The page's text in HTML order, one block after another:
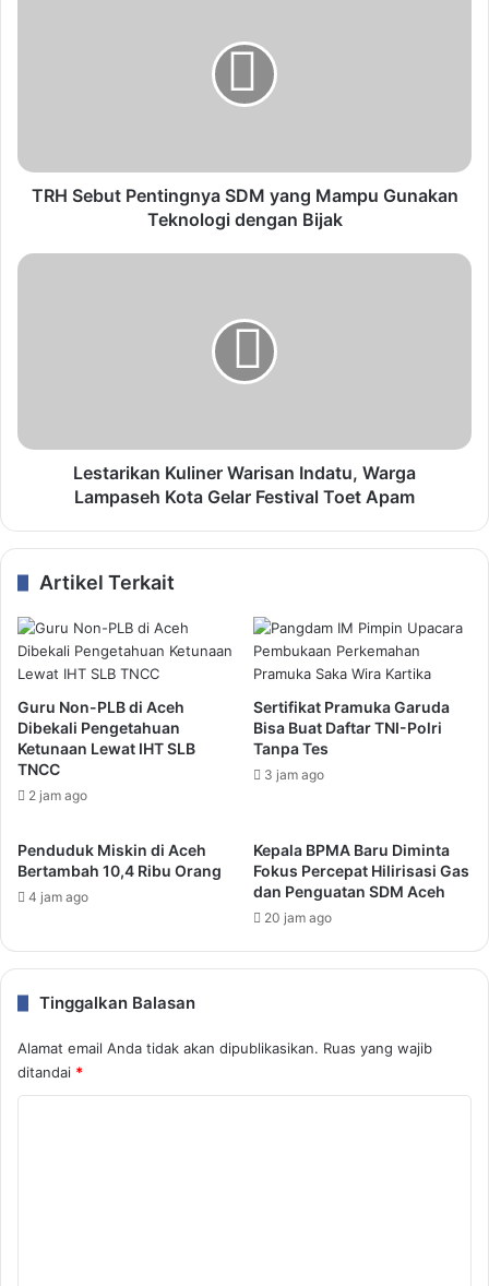
TRH Sebut Pentingnya SDM yang Mampu Gunakan
Teknologi dengan Bijak
Lestarikan Kuliner Warisan Indatu, Warga
Lampaseh Kota Gelar Festival Toet Apam
Artikel Terkait
Guru Non-PLB di Aceh
Dibekali Pengetahuan
Ketunaan Lewat IHT SLB
TNCC
2 jam ago
Sertifikat Pramuka Garuda
Bisa Buat Daftar TNI-Polri
Tanpa Tes
3 jam ago
Penduduk Miskin di Aceh
Bertambah 10,4 Ribu Orang
4 jam ago
Kepala BPMA Baru Diminta
Fokus Percepat Hilirisasi Gas
dan Penguatan SDM Aceh
20 jam ago
Tinggalkan Balasan
Alamat email Anda tidak akan dipublikasikan. Ruas yang wajib
ditandai *